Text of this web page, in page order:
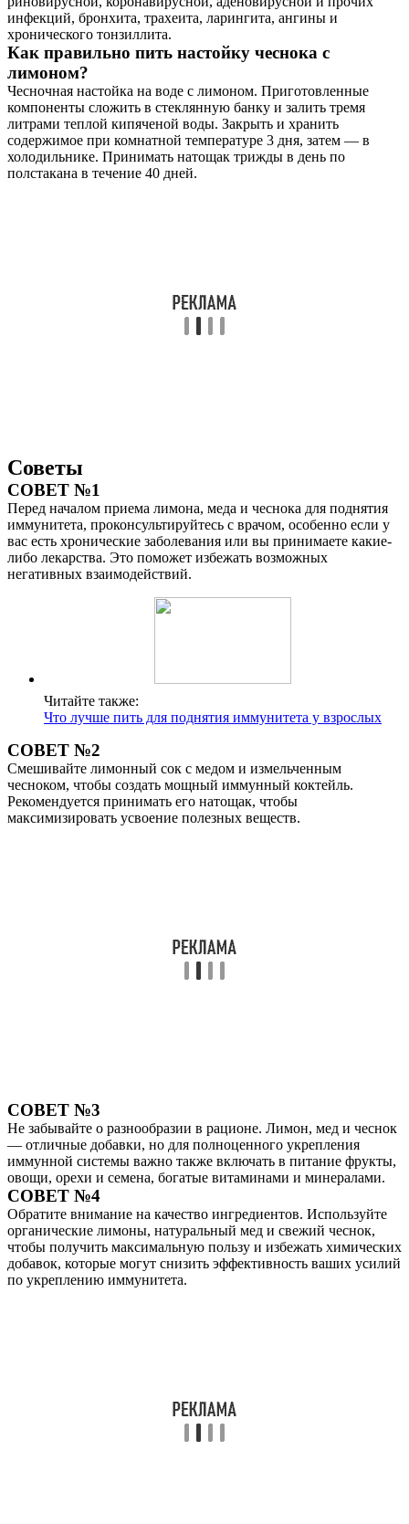
инфекций, бронхита, трахеита, ларингита, ангины и
хронического тонзиллита.
Как правильно пить настойку чеснока с
лимоном?
Чесночная настойка на воде с лимоном. Приготовленные
компоненты сложить в стеклянную банку и залить тремя
литрами теплой кипяченой воды. Закрыть и хранить
содержимое при комнатной температуре 3 дня, затем — в
холодильнике. Принимать натощак трижды в день по
полстакана в течение 40 дней.
Советы
СОВЕТ №1
Перед началом приема лимона, меда и чеснока для поднятия
иммунитета, проконсультируйтесь с врачом, особенно если у
вас есть хронические заболевания или вы принимаете какие-
либо лекарства. Это поможет избежать возможных
негативных взаимодействий.
Читайте также:
Что лучше пить для поднятия иммунитета у взрослых
СОВЕТ №2
Смешивайте лимонный сок с медом и измельченным
чесноком, чтобы создать мощный иммунный коктейль.
Рекомендуется принимать его натощак, чтобы
максимизировать усвоение полезных веществ.
СОВЕТ №3
Не забывайте о разнообразии в рационе. Лимон, мед и чеснок
— отличные добавки, но для полноценного укрепления
иммунной системы важно также включать в питание фрукты,
овощи, орехи и семена, богатые витаминами и минералами.
СОВЕТ №4
Обратите внимание на качество ингредиентов. Используйте
органические лимоны, натуральный мед и свежий чеснок,
чтобы получить максимальную пользу и избежать химических
добавок, которые могут снизить эффективность ваших усилий
по укреплению иммунитета.